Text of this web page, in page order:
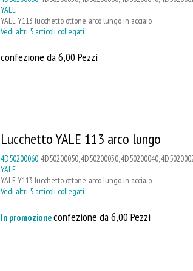
YALE
YALE Y113 lucchetto ottone, arco lungo in acciaio
Vedi altri 5 articoli collegati
confezione da 6,00 Pezzi
Lucchetto YALE 113 arco lungo
4D50200060, 4D50200050, 4D50200030, 4D50200040,
YALE
YALE Y113 lucchetto ottone, arco lungo in acciaio
Vedi altri 5 articoli collegati
In promozioneconfezione da 6,00 Pezzi